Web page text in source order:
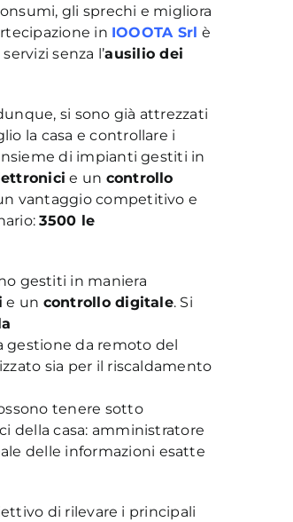
gli sprechi e migliora
in IOOOTA Srl è
senza l’ausilio dei
si sono già attrezzati
la casa e controllare i
di impianti gestiti in
e un controllo
vantaggio competitivo e
3500 le
gestiti in maniera
e un controllo digitale. Si
gestione da remoto del
sia per il riscaldamento
tenere sotto
della casa: amministratore
delle informazioni esatte
di rilevare i principali